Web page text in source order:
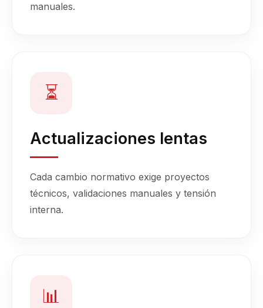
manuales.
⏳
Actualizaciones lentas
Cada cambio normativo exige proyectos
técnicos, validaciones manuales y tensión
interna.
📊